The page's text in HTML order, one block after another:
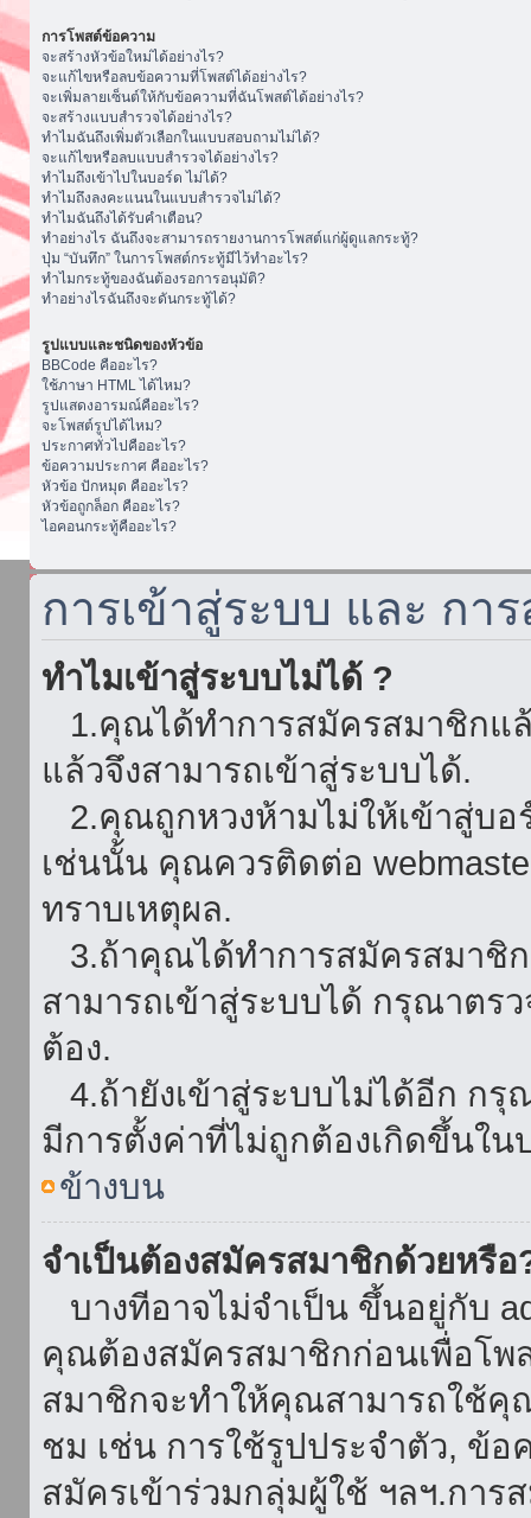
การโพสต์ข้อความ
จะสร้างหัวข้อใหม่ได้อย่างไร?
จะแก้ไขหรือลบข้อความที่โพสต์ได้อย่างไร?
จะเพิ่มลายเซ็นต์ให้กับข้อความที่ฉันโพสต์ได้อย่างไร?
จะสร้างแบบสำรวจได้อย่างไร?
ทำไมฉันถึงเพิ่มตัวเลือกในแบบสอบถามไม่ได้?
จะแก้ไขหรือลบแบบสำรวจได้อย่างไร?
ทำไมถึงเข้าไปในบอร์ด ไม่ได้?
ทำไมถึงลงคะแนนในแบบสำรวจไม่ได้?
ทำไมฉันถึงได้รับคำเตือน?
ทำอย่างไร ฉันถึงจะสามารถรายงานการโพสต์แก่ผู้ดูแลกระทู้?
ปุ่ม “บันทึก” ในการโพสต์กระทู้มีไว้ทำอะไร?
ทำไมกระทู้ของฉันต้องรอการอนุมัติ?
ทำอย่างไรฉันถึงจะดันกระทู้ได้?
รูปแบบและชนิดของหัวข้อ
BBCode คืออะไร?
ใช้ภาษา HTML ได้ไหม?
รูปแสดงอารมณ์คืออะไร?
จะโพสต์รูปได้ไหม?
ประกาศทั่วไปคืออะไร?
ข้อความประกาศ คืออะไร?
หัวข้อ ปักหมุด คืออะไร?
หัวข้อถูกล็อก คืออะไร?
ไอคอนกระทู้คืออะไร?
การเข้าสู่ระบบ และ กา
ทำไมเข้าสู่ระบบไม่ได้ ?
1.คุณได้ทำการสมัครสมาชิกแ
แล้วจึงสามารถเข้าสู่ระบบได้.
2.คุณถูกหวงห้ามไม่ให้เข้าสู่บอ
เช่นนั้น คุณควรติดต่อ
ทราบเหตุผล.
3.ถ้าคุณได้ทำการสมัครสมาชิ
สามารถเข้าสู่ระบบได้ กรุณาตร
ต้อง.
4.ถ้ายังเข้าสู่ระบบไม่ได้อีก กรุ
มีการตั้งค่าที่ไม่ถูกต้องเกิดขึ้นใน
ข้างบน
จำเป็นต้องสมัครสมาชิกด้วยหรือ
บางทีอาจไม่จำเป็น ขึ้นอยู่กับ
คุณต้องสมัครสมาชิกก่อนเพื่อโพ
สมาชิกจะทำให้คุณสามารถใช้คุ
ชม เช่น การใช้รูปประจำตัว, ข้อ
สมัครเข้าร่วมกลุ่มผู้ใช้ ฯลฯ.การ